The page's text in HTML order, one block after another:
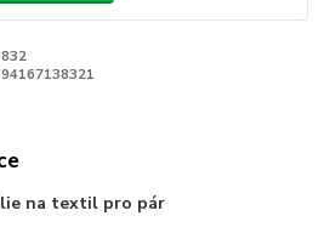
na textil pro pár